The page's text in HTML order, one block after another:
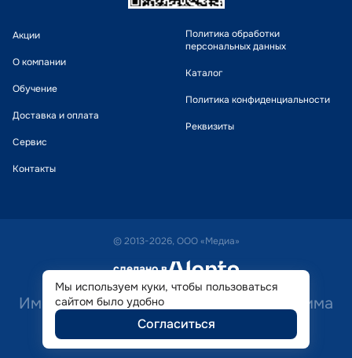
Акции
О компании
Обучение
Доставка и оплата
Сервис
Контакты
Политика обработки
персональных данных
Каталог
Политика конфиденциальности
Реквизиты
© 2013-2026, ООО «Медиа»
сделано в alente
Имеются противопоказания. Необходима
консультация специалиста.
Мы используем куки, чтобы пользоваться
сайтом было удобно
Согласиться